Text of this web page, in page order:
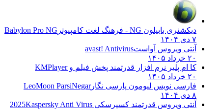
دیکشنری بابیلون NG - فرهنگ لغت کامپیوتر
Babylon Pro NG
۷ دی ۱۴۰۴
آنتی ویروس آواستavast! Antivirus
۲۰ خرداد ۱۴۰۵
کا ام پلیر نرم افزار قدرتمند پخش فیلم وKMPlayer
۲۰ خرداد ۱۴۰۵
فارسی نویس لیومون پارسی نگارLeoMoon ParsiNegar
۸ دی ۱۴۰۴
آنتی ویروس قدرتمند کسپرسکی 2025 Kaspersky Anti Virus